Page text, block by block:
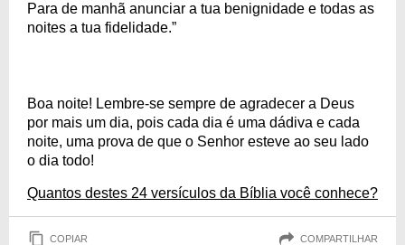
Para de manhã anunciar a tua benignidade e todas as
noites a tua fidelidade.”
Boa noite! Lembre-se sempre de agradecer a Deus
por mais um dia, pois cada dia é uma dádiva e cada
noite, uma prova de que o Senhor esteve ao seu lado
o dia todo!
Quantos destes 24 versículos da Bíblia você conhece?
COPIAR COMPARTILHAR